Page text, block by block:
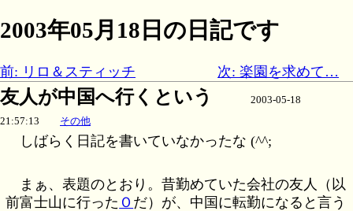
2003年05月18日の日記です
前: リロ＆スティッチ 次: 楽園を求めて…
友人が中国へ行くという
2003-05-18
21:57:13 その他
しばらく日記を書いていなかったな (^^;
まぁ、表題のとおり。昔勤めていた会社の友人（以
前富士山に行った Ｏ だ）が、中国に転勤になると言う